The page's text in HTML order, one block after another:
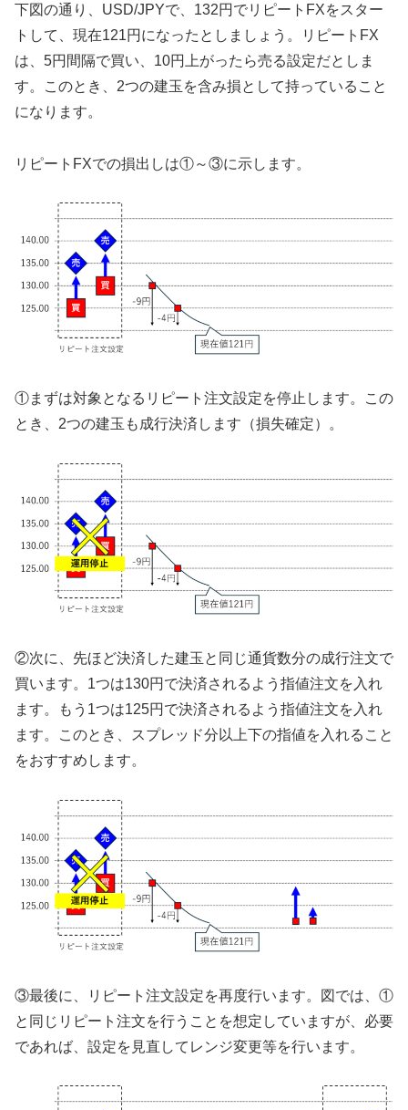
下図の通り、USD/JPYで、132円でリピートFXをスター
トして、現在121円になったとしましょう。リピートFX
は、5円間隔で買い、10円上がったら売る設定だとしま
す。このとき、2つの建玉を含み損として持っていること
になります。
リピートFXでの損出しは①～③に示します。
①まずは対象となるリピート注文設定を停止します。この
とき、2つの建玉も成行決済します（損失確定）。
②次に、先ほど決済した建玉と同じ通貨数分の成行注文で
買います。1つは130円で決済されるよう指値注文を入れ
ます。もう1つは125円で決済されるよう指値注文を入れ
ます。このとき、スプレッド分以上下の指値を入れること
をおすすめします。
③最後に、リピート注文設定を再度行います。図では、①
と同じリピート注文を行うことを想定していますが、必要
であれば、設定を見直してレンジ変更等を行います。